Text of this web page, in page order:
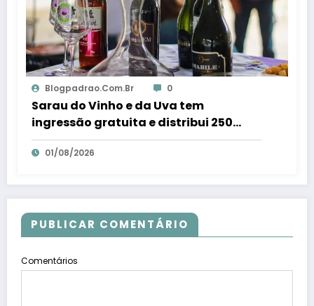
Blogpadrao.com.br 0
Sarau do Vinho e da Uva tem
ingressão gratuita e distribui 250
litros de suco em Santa Teresa – Em
Dia ES
01/08/2026
PUBLICAR COMENTÁRIO
Comentários